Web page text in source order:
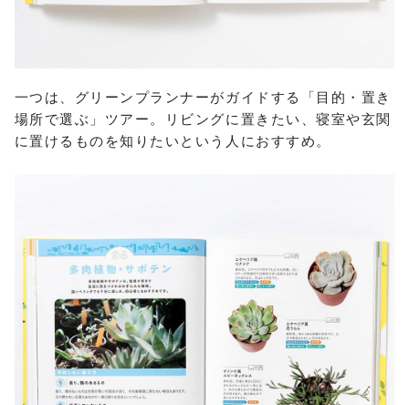
一つは、グリーンプランナーがガイドする「目的・置き
場所で選ぶ」ツアー。リビングに置きたい、寝室や玄関
に置けるものを知りたいという人におすすめ。